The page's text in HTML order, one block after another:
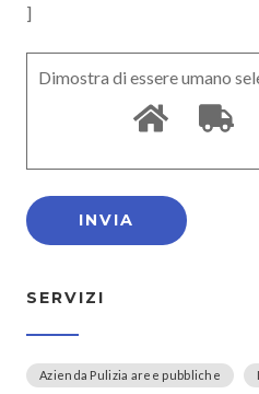
]
Dimostra di essere umano
SERVIZI
Azienda Pulizia aree pubbliche